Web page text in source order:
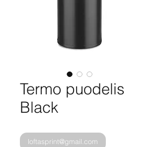
Termo puodelis
Black
loftasprint@gmail.com